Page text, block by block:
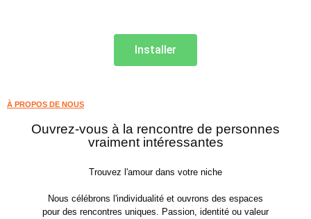
Installer
À PROPOS DE NOUS
Ouvrez-vous à la rencontre de personnes
vraiment intéressantes
Trouvez l'amour dans votre niche
Nous célébrons l'individualité et ouvrons des espaces
pour des rencontres uniques. Passion, identité ou valeur